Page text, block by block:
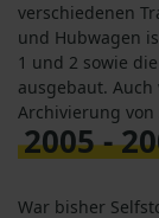
verschiedenen
und Hubwagen
1 und 2 sowie
ausgebaut.
Archivierung
2005 -
War bisher